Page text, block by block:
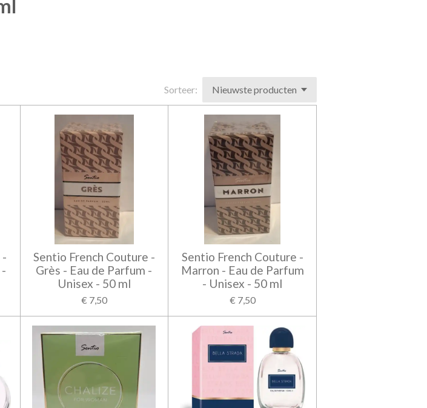
Sorteer:
-
Sentio French Couture -
Grès - Eau de Parfum -
Unisex - 50 ml
€ 7,50
Sentio French Couture -
Marron - Eau de Parfum
- Unisex - 50 ml
€ 7,50